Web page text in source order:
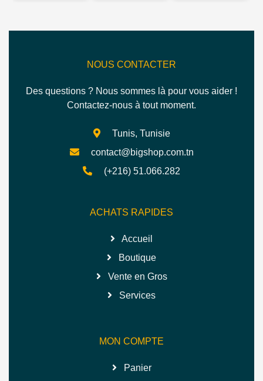
NOUS CONTACTER
Des questions ? Nous sommes là pour vous aider !
Contactez-nous à tout moment.
Tunis, Tunisie
contact@bigshop.com.tn
(+216) 51.066.282
ACHATS RAPIDES
Accueil
Boutique
Vente en Gros
Services
MON COMPTE
Panier